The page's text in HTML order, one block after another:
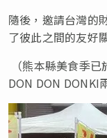
隨後，邀請台灣的
了彼此之間的友好
（熊本縣美食季
DON DON DONKI